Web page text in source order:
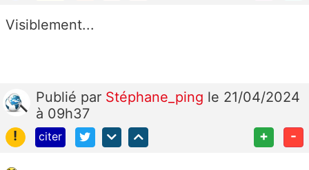
Visiblement...
Publié par Stéphane_ping le 21/04/2024
à 09h37
!
citer + -